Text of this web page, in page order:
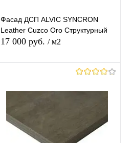
Фасад ДСП ALVIC SYNCRON
Leather Cuzco Oro Структурный
17 000 руб./ м2
В избранное В наличии